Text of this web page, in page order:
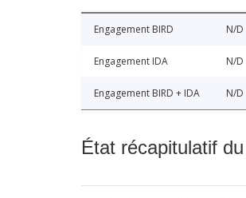
Engagement BIRD N/D
Engagement IDA N/D
Engagement BIRD + IDA N/D
État récapitulatif